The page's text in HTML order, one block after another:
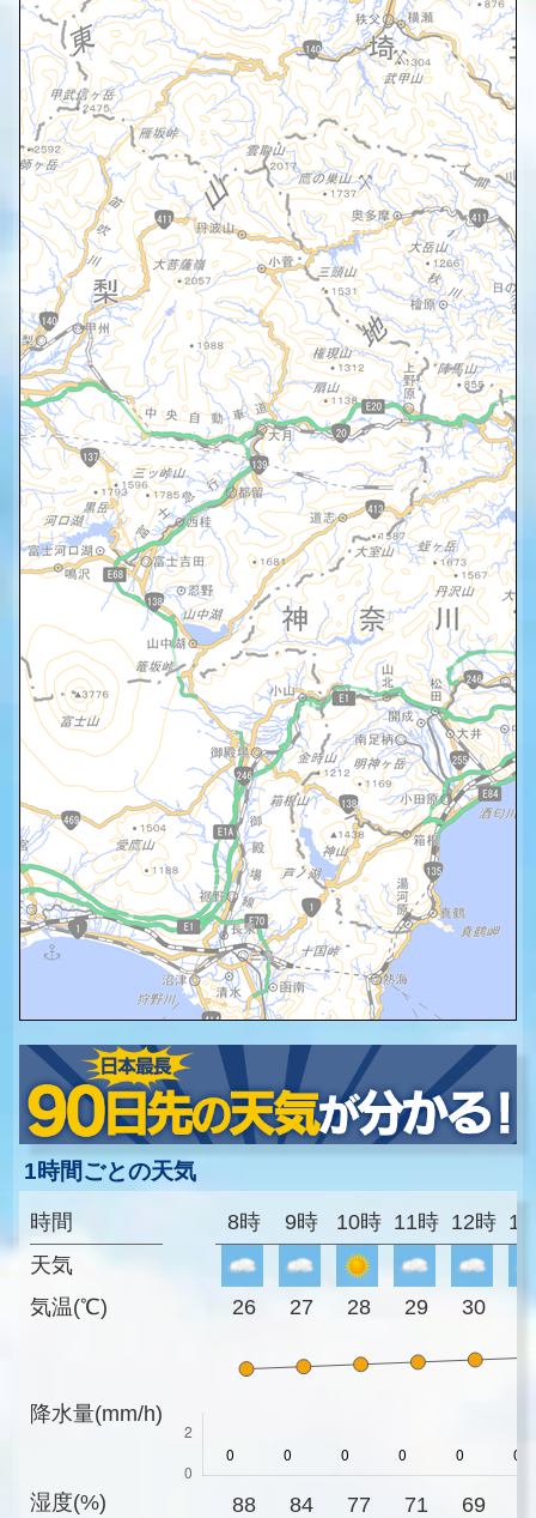
1時間ごとの天気
時間
天気
気温(℃)
降水量(mm/h)
湿度(%)
8時 9時 10時 11時 12時
26 27 28 29 30
88 84 77 71 69